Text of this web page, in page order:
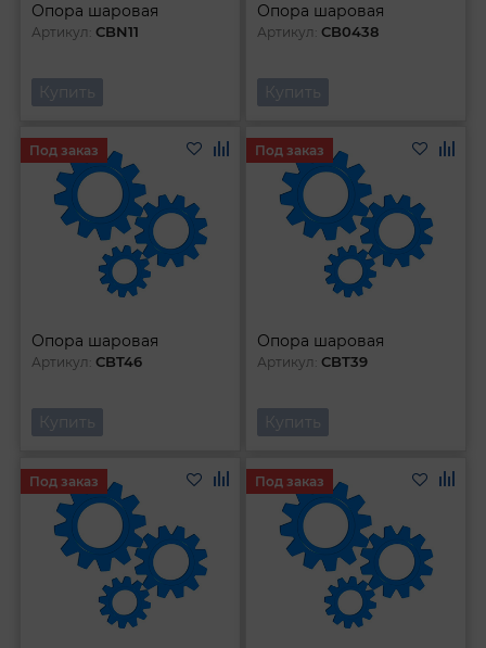
Опора шаровая
Артикул:CBN11
Купить
Опора шаровая
Артикул:CB0438
Купить
Опора шаровая
Артикул:CBT46
Под заказ
Купить
Опора шаровая
Артикул:CBT39
Под заказ
Купить
Под заказ Под заказ